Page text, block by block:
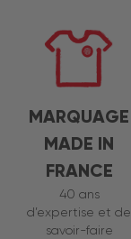
MARQUAGE
MADE IN
FRANCE
40 ans
d’expertise et de
savoir-faire